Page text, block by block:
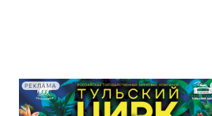
РЕКЛАМА